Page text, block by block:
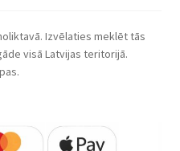
Izvēlaties meklēt tās
visā Latvijas teritorijā.